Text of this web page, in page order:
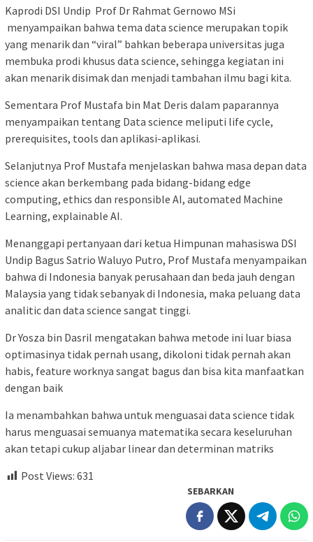
Kaprodi DSI Undip Prof Dr Rahmat Gernowo MSi
menyampaikan bahwa tema data science merupakan topik
yang menarik dan “viral” bahkan beberapa universitas juga
membuka prodi khusus data science, sehingga kegiatan ini
akan menarik disimak dan menjadi tambahan ilmu bagi kita.
Sementara Prof Mustafa bin Mat Deris dalam paparannya
menyampaikan tentang Data science meliputi life cycle,
prerequisites, tools dan aplikasi-aplikasi.
Selanjutnya Prof Mustafa menjelaskan bahwa masa depan data
science akan berkembang pada bidang-bidang edge
computing, ethics dan responsible AI, automated Machine
Learning, explainable AI.
Menanggapi pertanyaan dari ketua Himpunan mahasiswa DSI
Undip Bagus Satrio Waluyo Putro, Prof Mustafa menyampaikan
bahwa di Indonesia banyak perusahaan dan beda jauh dengan
Malaysia yang tidak sebanyak di Indonesia, maka peluang data
analitic dan data science sangat tinggi.
Dr Yosza bin Dasril mengatakan bahwa metode ini luar biasa
optimasinya tidak pernah usang, dikoloni tidak pernah akan
habis, feature worknya sangat bagus dan bisa kita manfaatkan
dengan baik
Ia menambahkan bahwa untuk menguasai data science tidak
harus menguasai semuanya matematika secara keseluruhan
akan tetapi cukup aljabar linear dan determinan matriks
Post Views: 631
SEBARKAN